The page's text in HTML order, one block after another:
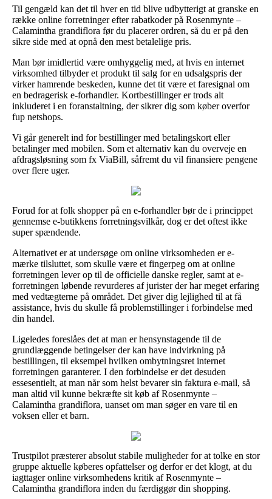
Til gengæld kan det til hver en tid blive udbytterigt at granske en
række online forretninger efter rabatkoder på Rosenmynte –
Calamintha grandiflora før du placerer ordren, så du er på den
sikre side med at opnå den mest betalelige pris.
Man bør imidlertid være omhyggelig med, at hvis en internet
virksomhed tilbyder et produkt til salg for en udsalgspris der
virker hamrende beskeden, kunne det tit være et faresignal om
en bedragerisk e-forhandler. Kortbestillinger er trods alt
inkluderet i en foranstaltning, der sikrer dig som køber overfor
fup netshops.
Vi går generelt ind for bestillinger med betalingskort eller
betalinger med mobilen. Som et alternativ kan du overveje en
afdragsløsning som fx ViaBill, såfremt du vil finansiere pengene
over flere uger.
Forud for at folk shopper på en e-forhandler bør de i princippet
gennemse e-butikkens forretningsvilkår, dog er det oftest ikke
super spændende.
Alternativet er at undersøge om online virksomheden er e-
mærke tilsluttet, som skulle være et fingerpeg om at online
forretningen lever op til de officielle danske regler, samt at e-
forretningen løbende revurderes af jurister der har meget erfaring
med vedtægterne på området. Det giver dig lejlighed til at få
assistance, hvis du skulle få problemstillinger i forbindelse med
din handel.
Ligeledes foreslåes det at man er hensynstagende til de
grundlæggende betingelser der kan have indvirkning på
bestillingen, til eksempel hvilken ombytningsret internet
forretningen garanterer. I den forbindelse er det desuden
essesentielt, at man når som helst bevarer sin faktura e-mail, så
man altid vil kunne bekræfte sit køb af Rosenmynte –
Calamintha grandiflora, uanset om man søger en vare til en
voksen eller et barn.
Trustpilot præsterer absolut stabile muligheder for at tolke en stor
gruppe aktuelle køberes opfattelser og derfor er det klogt, at du
iagttager online virksomhedens kritik af Rosenmynte –
Calamintha grandiflora inden du færdiggør din shopping.